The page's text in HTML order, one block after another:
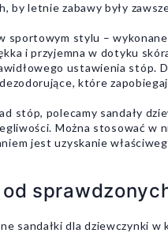
by letnie zabawy były
sportowym stylu –
i przyjemna w dotyku
ustawienia stóp.
które
stóp, polecamy sandały
Można stosować
jest uzyskanie
sandałki dla dziewczynki